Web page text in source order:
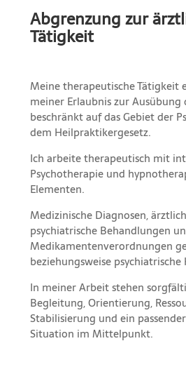
Abgrenzung zur
Tätigkeit
Meine therapeutische Tätigkeit
meiner Erlaubnis zur Ausübung
beschränkt auf das Gebiet der
dem Heilpraktikergesetz.
Ich arbeite therapeutisch mit
Psychotherapie und
Elementen.
Medizinische Diagnosen,
psychiatrische Behandlungen
Medikamentenverordnungen
beziehungsweise psychiatrische
In meiner Arbeit stehen
Begleitung, Orientierung,
Stabilisierung und ein
Situation im Mittelpunkt.